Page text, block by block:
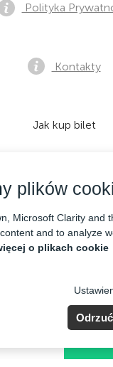
Sp. z o.o.» Wszelkie
Polityka
Kontakty
Jak kup bilet
plików
Microsoft Clarity and
and to analyze
o plikach cookie
Odrzuć